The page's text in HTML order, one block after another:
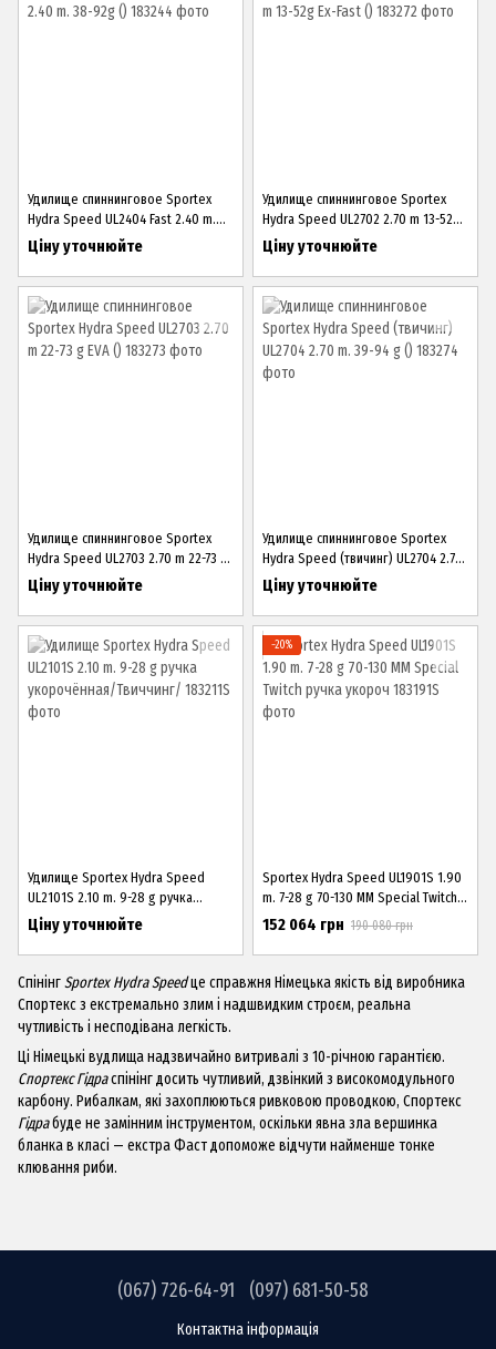
Удилище спиннинговое Sportex
Hydra Speed UL2404 Fast 2.40 m.
38-92g ()
Ціну уточнюйте
Удилище спиннинговое Sportex
Hydra Speed UL2702 2.70 m 13-52g
Ex-Fast ()
Ціну уточнюйте
Удилище спиннинговое Sportex
Hydra Speed UL2703 2.70 m 22-73 g
EVA ()
Ціну уточнюйте
Удилище спиннинговое Sportex
Hydra Speed (твичинг) UL2704 2.70
m. 39-94 g ()
Ціну уточнюйте
Удилище Sportex Hydra Speed
UL2101S 2.10 m. 9-28 g ручка
укорочённая/Твиччинг/
Ціну уточнюйте
−20%
Sportex Hydra Speed UL1901S 1.90
m. 7-28 g 70-130 ММ Special Twitch
ручка укороч
152 064 грн 190 080 грн
СпінінгSportex Hydra Speedце справжня Німецька якість від виробника
Спортекс з екстремально злим і надшвидким строєм, реальна
чутливість і несподівана легкість.
Ці Німецькі вудлища надзвичайно витривалі з 10-річною гарантією.
Спортекс Гідраспінінг досить чутливий, дзвінкий з високомодульного
карбону. Рибалкам, які захоплюються ривковою проводкою, Спортекс
Гідрабуде не замінним інструментом, оскільки явна зла вершинка
бланка в класі — екстра Фаст допоможе відчути найменше тонке
клювання риби.
(067) 726-64-91 (097) 681-50-58
Контактна інформація